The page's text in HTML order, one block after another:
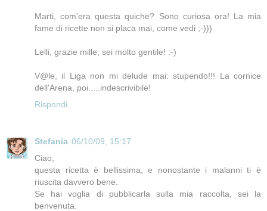
Marti, com'era questa quiche? Sono curiosa ora! La mia
fame di ricette non si placa mai, come vedi ;-)))
Lelli, grazie mille, sei molto gentile! :-)
V@le, il Liga non mi delude mai: stupendo!!! La cornice
dell'Arena, poi.....indescrivibile!
Rispondi
Stefania 06/10/09, 15:17
Ciao,
questa ricetta è bellissima, e nonostante i malanni ti è
riuscita davvero bene.
Se hai voglia di pubblicarla sulla mia raccolta, sei la
benvenuta.